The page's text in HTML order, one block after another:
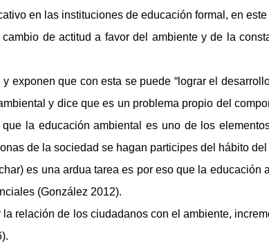
en las instituciones de educación formal, en
de actitud a favor del ambiente y de la
y exponen que con esta se puede “lograr el
y dice que es un problema propio del
la educación ambiental es uno de los
de la sociedad se hagan participes del hábito
es una ardua tarea es por eso que la educación
(González 2012).
relación de los ciudadanos con el ambiente,